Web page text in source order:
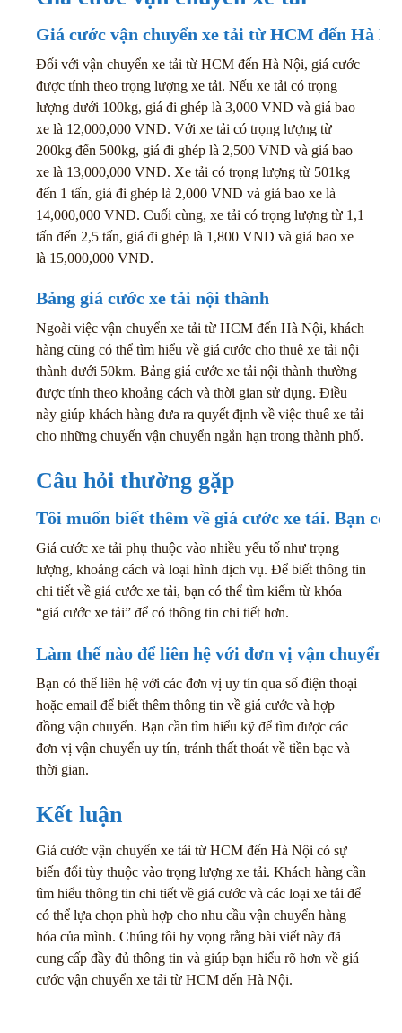
Giá cước vận chuyển xe tải từ HCM đến Hà
Đối với vận chuyển xe tải từ HCM đến Hà Nội, giá cước
được tính theo trọng lượng xe tải. Nếu xe tải có trọng
lượng dưới 100kg, giá đi ghép là 3,000 VND và giá bao
xe là 12,000,000 VND. Với xe tải có trọng lượng từ
200kg đến 500kg, giá đi ghép là 2,500 VND và giá bao
xe là 13,000,000 VND. Xe tải có trọng lượng từ 501kg
đến 1 tấn, giá đi ghép là 2,000 VND và giá bao xe là
14,000,000 VND. Cuối cùng, xe tải có trọng lượng từ 1,1
tấn đến 2,5 tấn, giá đi ghép là 1,800 VND và giá bao xe
là 15,000,000 VND.
Bảng giá cước xe tải nội thành
Ngoài việc vận chuyển xe tải từ HCM đến Hà Nội, khách
hàng cũng có thể tìm hiểu về giá cước cho thuê xe tải nội
thành dưới 50km. Bảng giá cước xe tải nội thành thường
được tính theo khoảng cách và thời gian sử dụng. Điều
này giúp khách hàng đưa ra quyết định về việc thuê xe tải
cho những chuyến vận chuyển ngắn hạn trong thành phố.
Câu hỏi thường gặp
Tôi muốn biết thêm về giá cước xe tải. Bạn có
Giá cước xe tải phụ thuộc vào nhiều yếu tố như trọng
lượng, khoảng cách và loại hình dịch vụ. Để biết thông tin
chi tiết về giá cước xe tải, bạn có thể tìm kiếm từ khóa
“giá cước xe tải” để có thông tin chi tiết hơn.
Làm thế nào để liên hệ với đơn vị vận chuyển
Bạn có thể liên hệ với các đơn vị uy tín qua số điện thoại
hoặc email để biết thêm thông tin về giá cước và hợp
đồng vận chuyển. Bạn cần tìm hiểu kỹ để tìm được các
đơn vị vận chuyển uy tín, tránh thất thoát về tiền bạc và
thời gian.
Kết luận
Giá cước vận chuyển xe tải từ HCM đến Hà Nội có sự
biến đổi tùy thuộc vào trọng lượng xe tải. Khách hàng cần
tìm hiểu thông tin chi tiết về giá cước và các loại xe tải để
có thể lựa chọn phù hợp cho nhu cầu vận chuyển hàng
hóa của mình. Chúng tôi hy vọng rằng bài viết này đã
cung cấp đầy đủ thông tin và giúp bạn hiểu rõ hơn về giá
cước vận chuyển xe tải từ HCM đến Hà Nội.